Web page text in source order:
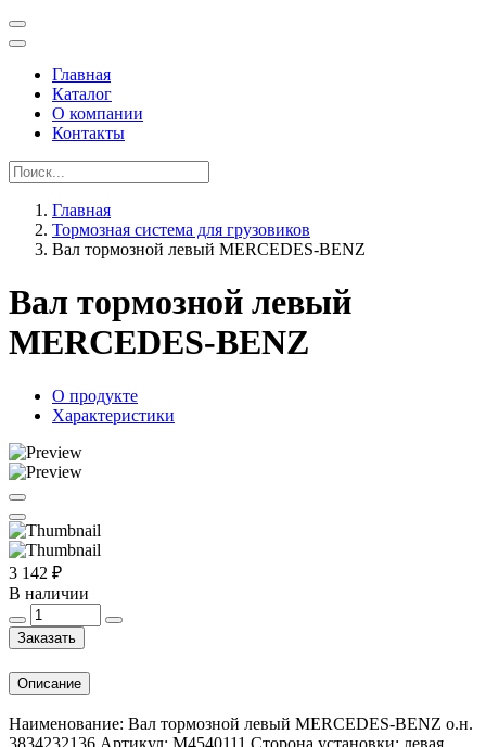
Главная
Каталог
О компании
Контакты
Главная
Тормозная система для грузовиков
Вал тормозной левый MERCEDES-BENZ
Вал тормозной левый
MERCEDES-BENZ
О продукте
Характеристики
3 142 ₽
В наличии
Заказать
Описание
Наименование: Вал тормозной левый MERCEDES-BENZ о.н.